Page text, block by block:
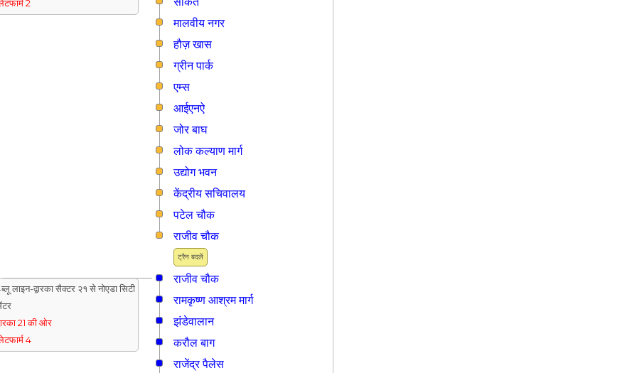
2
मालवीय नगर
हौज़ खास
ग्रीन पार्क
एम्स
आईएनऐ
जोर बाघ
लोक कल्याण मार्ग
उद्योग भवन
केंद्रीय सचिवालय
पटेल चौक
ट्रैन बदलें
राजीव चौक
राजीव चौक
लाइन-द्वारका सैक्टर २१ से नोएडा सिटी
21 की ओर
4
रामकृष्ण आश्रम मार्ग
झंडेवालान
करौल बाग
राजेंद्र पैलेस